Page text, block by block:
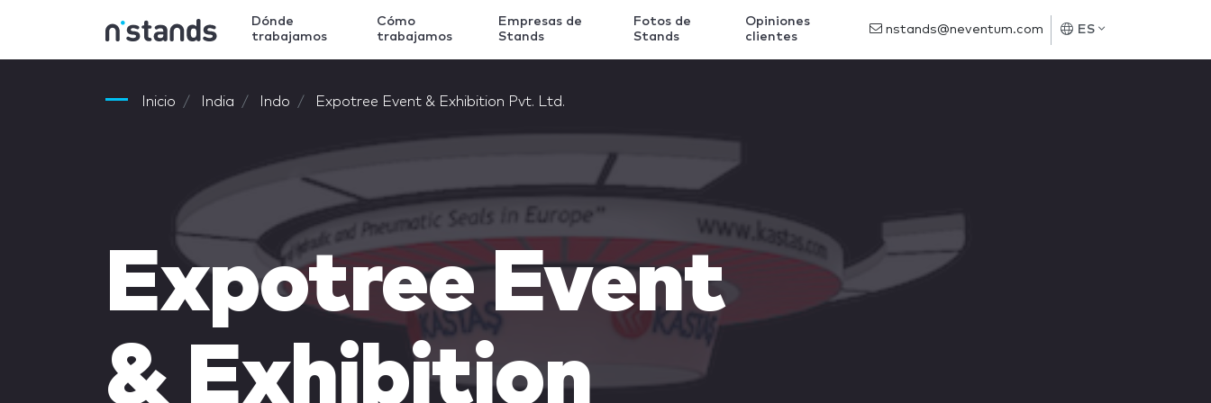
Dónde
trabajamos
Cómo
trabajamos
Empresas de
Stands
Fotos de
Stands
Opiniones
clientes
nstands@neventum.com ES
Inicio India Indo Expotree Event & Exhibition Pvt. Ltd.
Expotree Event
& Exhibition